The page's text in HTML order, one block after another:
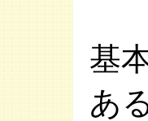
基
あ